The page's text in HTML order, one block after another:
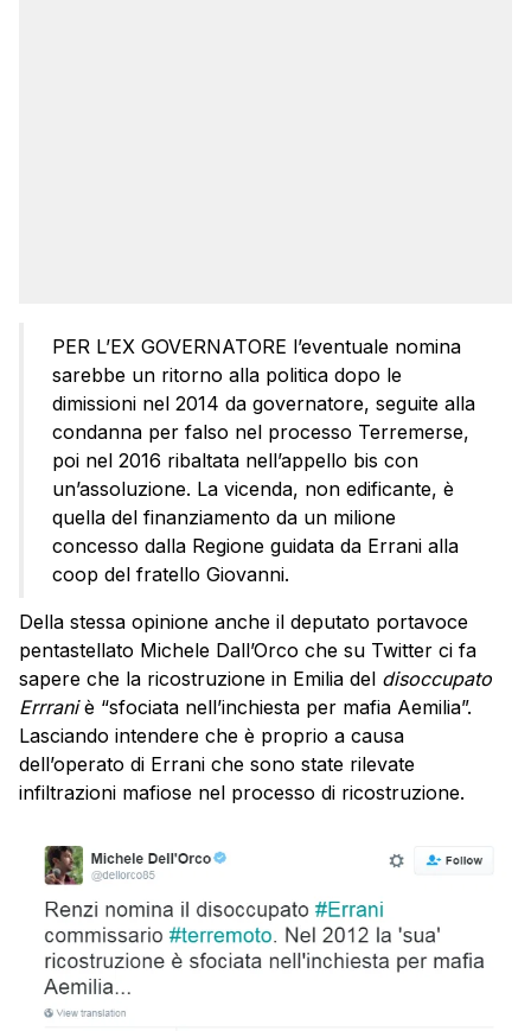
PER L’EX GOVERNATORE l’eventuale nomina
sarebbe un ritorno alla politica dopo le
dimissioni nel 2014 da governatore, seguite alla
condanna per falso nel processo Terremerse,
poi nel 2016 ribaltata nell’appello bis con
un’assoluzione. La vicenda, non edificante, è
quella del finanziamento da un milione
concesso dalla Regione guidata da Errani alla
coop del fratello Giovanni.
Della stessa opinione anche il deputato portavoce
pentastellato Michele Dall’Orco che su Twitter ci fa
sapere che la ricostruzione in Emilia del disoccupato
Errraniè “sfociata nell’inchiesta per mafia Aemilia”.
Lasciando intendere che è proprio a causa
dell’operato di Errani che sono state rilevate
infiltrazioni mafiose nel processo di ricostruzione.